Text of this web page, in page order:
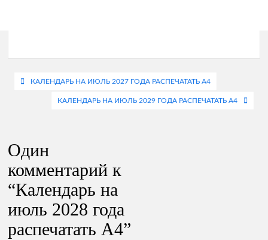
Навигация
КАЛЕНДАРЬ НА ИЮЛЬ 2027 ГОДА РАСПЕЧАТАТЬ А4
КАЛЕНДАРЬ НА ИЮЛЬ 2029 ГОДА РАСПЕЧАТАТЬ А4
Один
комментарий к
“Календарь на
июль 2028 года
распечатать А4”